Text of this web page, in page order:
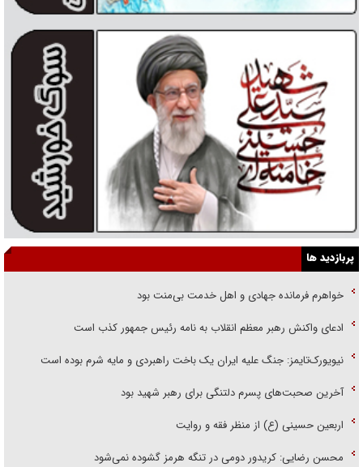
پربازدید ها
خواهرم فرمانده جهادی و اهل خدمت بی‌منت بود
ادعای واکنش رهبر معظم انقلاب به نامه رئیس جمهور کذب است
نیویورک‌تایمز: جنگ علیه ایران یک باخت راهبردی و مایه شرم بوده است
آخرین صحبت‌های پسرم دلتنگی برای رهبر شهید بود
اربعین حسینی (ع) از منظر فقه و روایت
محسن رضایی: کریدور دومی در تنگه هرمز گشوده نمی‌شود